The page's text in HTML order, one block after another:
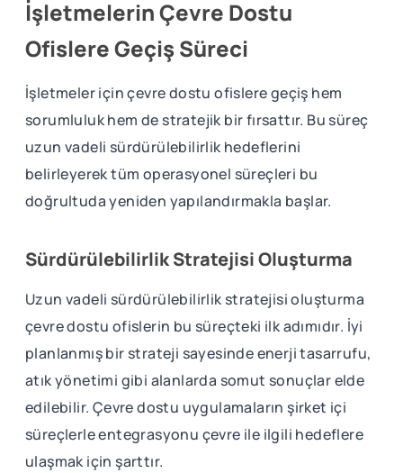
İşletmelerin Çevre Dostu
Ofislere Geçiş Süreci
İşletmeler için çevre dostu ofislere geçiş hem
sorumluluk hem de stratejik bir fırsattır. Bu süreç
uzun vadeli sürdürülebilirlik hedeflerini
belirleyerek tüm operasyonel süreçleri bu
doğrultuda yeniden yapılandırmakla başlar.
Sürdürülebilirlik Stratejisi Oluşturma
Uzun vadeli sürdürülebilirlik stratejisi oluşturma
çevre dostu ofislerin bu süreçteki ilk adımıdır. İyi
planlanmış bir strateji sayesinde enerji tasarrufu,
atık yönetimi gibi alanlarda somut sonuçlar elde
edilebilir. Çevre dostu uygulamaların şirket içi
süreçlerle entegrasyonu çevre ile ilgili hedeflere
ulaşmak için şarttır.